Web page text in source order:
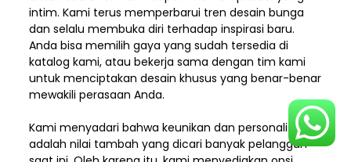
intim. Kami terus memperbarui tren desain bunga
dan selalu membuka diri terhadap inspirasi baru.
Anda bisa memilih gaya yang sudah tersedia di
katalog kami, atau bekerja sama dengan tim kami
untuk menciptakan desain khusus yang benar-benar
mewakili perasaan Anda.
Kami menyadari bahwa keunikan dan personalisasi
adalah nilai tambah yang dicari banyak pelanggan